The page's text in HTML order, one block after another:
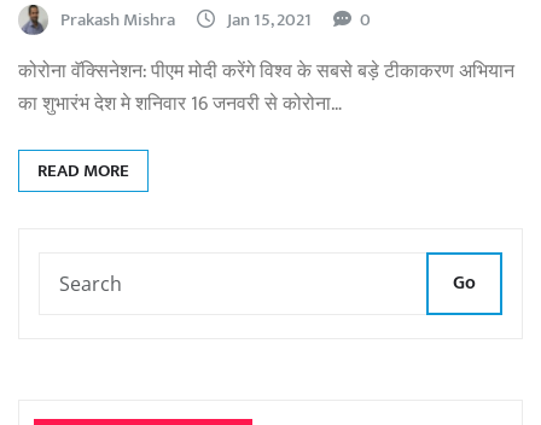
Prakash Mishra Jan 15, 2021 0
कोरोना वॅक्सिनेशन: पीएम मोदी करेंगे विश्व के सबसे बड़े टीकाकरण अभियान
का शुभारंभ देश मे शनिवार 16 जनवरी से कोरोना…
READ MORE
Go